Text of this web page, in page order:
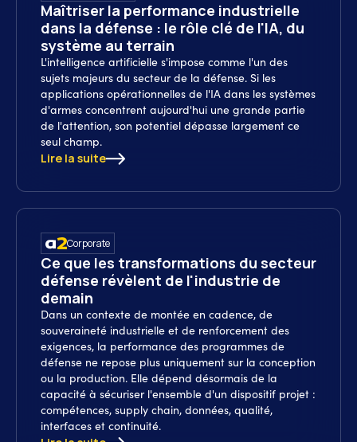
Maîtriser la performance industrielle
dans la défense : le rôle clé de l'IA, du
système au terrain
L'intelligence artificielle s'impose comme l'un des
sujets majeurs du secteur de la défense. Si les
applications opérationnelles de l'IA dans les systèmes
d'armes concentrent aujourd'hui une grande partie
de l'attention, son potentiel dépasse largement ce
seul champ.
Lire la suite
Corporate
Ce que les transformations du secteur
défense révèlent de l'industrie de
demain
Dans un contexte de montée en cadence, de
souveraineté industrielle et de renforcement des
exigences, la performance des programmes de
défense ne repose plus uniquement sur la conception
ou la production. Elle dépend désormais de la
capacité à sécuriser l'ensemble d'un dispositif projet :
compétences, supply chain, données, qualité,
interfaces et continuité.